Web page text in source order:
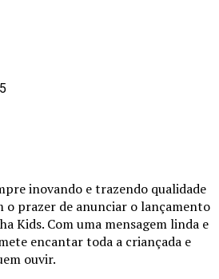
inovando e trazendo qualidade
o prazer de anunciar o lançamento
Kids. Com uma mensagem linda e
encantar toda a criançada e
ouvir.